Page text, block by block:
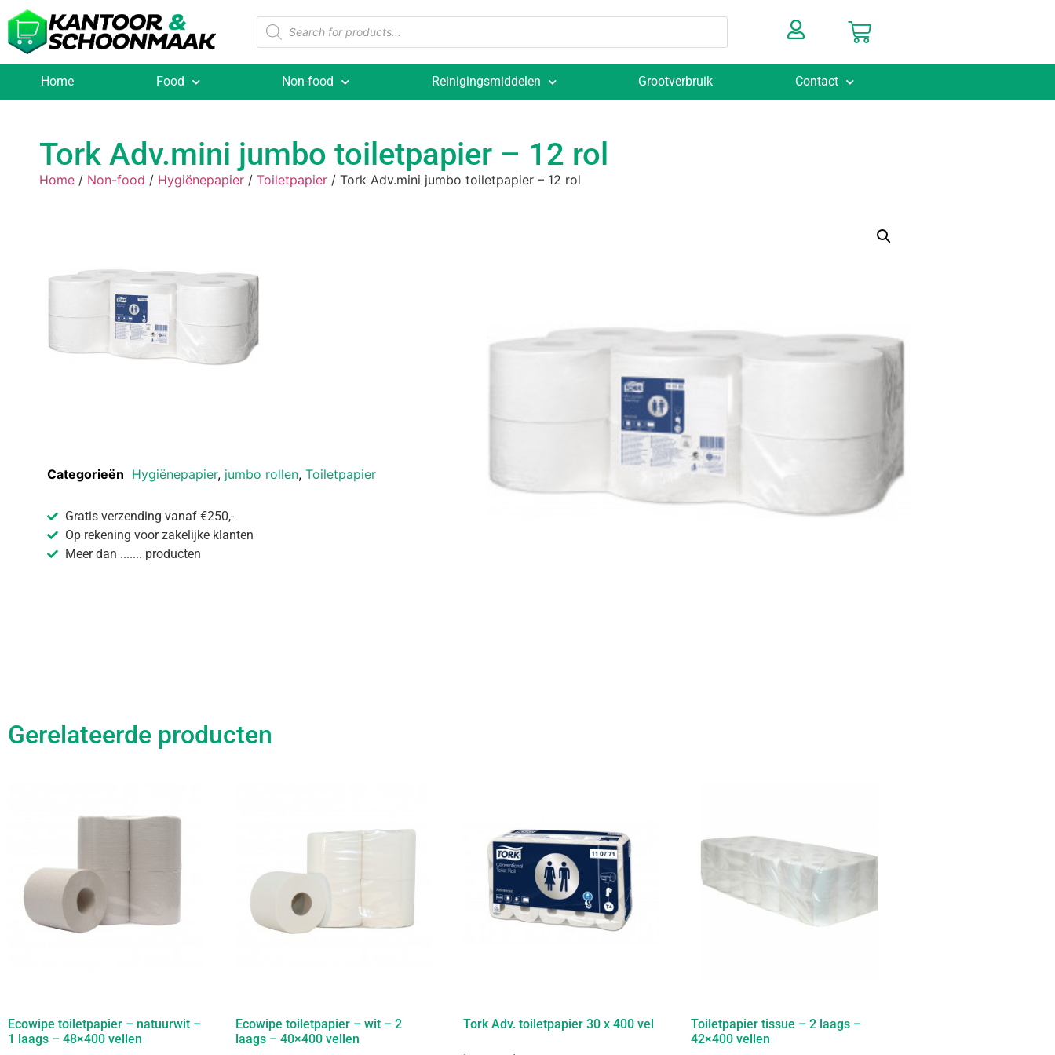
Home Food Non-food Reinigingsmiddelen Grootverbruik Contact
Tork Adv.mini jumbo toiletpapier – 12 rol
Home / Non-food / Hygiënepapier / Toiletpapier / Tork Adv.mini jumbo toiletpapier – 12 rol
Categorieën Hygiënepapier, jumbo rollen, Toiletpapier
Gratis verzending vanaf €250,-
Op rekening voor zakelijke klanten
Meer dan ....... producten
Gerelateerde producten
Ecowipe toiletpapier – natuurwit –
1 laags – 48×400 vellen
Ecowipe toiletpapier – wit – 2
laags – 40×400 vellen
Tork Adv. toiletpapier 30 x 400 vel
Toiletpapier tissue – 2 laags –
42×400 vellen